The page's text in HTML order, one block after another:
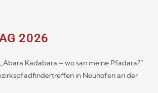
2026
Kadabara – wo san meine Pfadara?“
in Neuhofen an der